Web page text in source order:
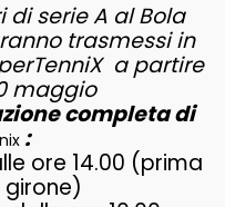
di serie A al Bola
trasmessi in
a partire
maggio
completa di
:
ore 14.00 (prima